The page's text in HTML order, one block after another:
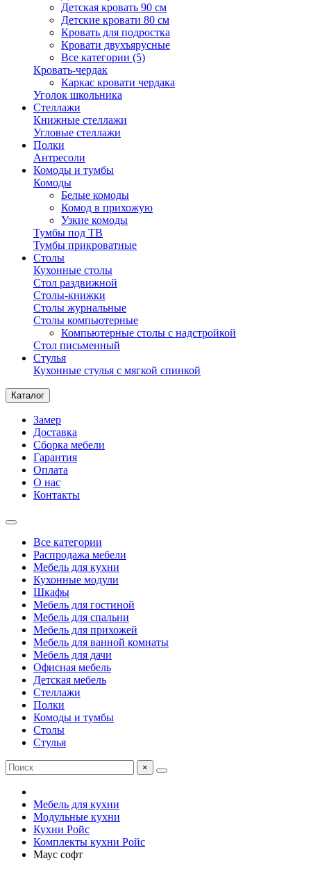
Детская кровать 90 см
Детские кровати 80 см
Кровать для подростка
Кровати двухъярусные
Все категории (5)
Кровать-чердак
Каркас кровати чердака
Уголок школьника
Стеллажи
Книжные стеллажи
Угловые стеллажи
Полки
Антресоли
Комоды и тумбы
Комоды
Белые комоды
Комод в прихожую
Узкие комоды
Тумбы под ТВ
Тумбы прикроватные
Столы
Кухонные столы
Стол раздвижной
Столы-книжки
Столы журнальные
Столы компьютерные
Компьютерные столы с надстройкой
Стол письменный
Стулья
Кухонные стулья с мягкой спинкой
Каталог
Замер
Доставка
Сборка мебели
Гарантия
Оплата
О нас
Контакты
Все категории
Распродажа мебели
Мебель для кухни
Кухонные модули
Шкафы
Мебель для гостиной
Мебель для спальни
Мебель для прихожей
Мебель для ванной комнаты
Мебель для дачи
Офисная мебель
Детская мебель
Стеллажи
Полки
Комоды и тумбы
Столы
Стулья
×
Мебель для кухни
Модульные кухни
Кухни Ройс
Комплекты кухни Ройс
Маус софт